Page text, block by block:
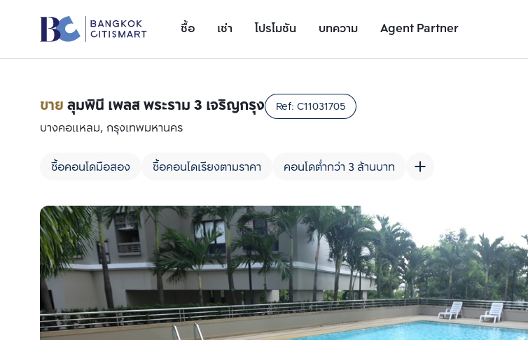
ซื้อ เช่า โปรโมชัน บทความ Agent Partner
รายละเอียดยูนิต
ขายลุมพินี เพลส พระราม 3 เจริญกรุง Ref: C11031705
บางคอแหลม, กรุงเทพมหานคร
ซื้อคอนโดมือสอง ซื้อคอนโดเรียงตามราคา คอนโดต่ำกว่า 3 ล้านบาท
เพิ่มยูนิตเปรียบเทียบ
รายการที่ 1
เพิ่มยูนิตเปรียบเทียบ
รายการที่ 2